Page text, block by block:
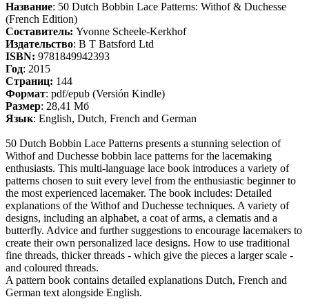
Название: 50 Dutch Bobbin Lace Patterns: Withof & Duchesse
(French Edition)
Составитель: Yvonne Scheele-Kerkhof
Издательство: B T Batsford Ltd
ISBN: 9781849942393
Год: 2015
Cтраниц: 144
Формат: pdf/epub (Versión Kindle)
Размер: 28,41 Мб
Язык: English, Dutch, French and German
50 Dutch Bobbin Lace Patterns presents a stunning selection of
Withof and Duchesse bobbin lace patterns for the lacemaking
enthusiasts. This multi-language lace book introduces a variety of
patterns chosen to suit every level from the enthusiastic beginner to
the most experienced lacemaker. The book includes: Detailed
explanations of the Withof and Duchesse techniques. A variety of
designs, including an alphabet, a coat of arms, a clematis and a
butterfly. Advice and further suggestions to encourage lacemakers to
create their own personalized lace designs. How to use traditional
fine threads, thicker threads - which give the pieces a larger scale -
and coloured threads.
A pattern book contains detailed explanations Dutch, French and
German text alongside English.